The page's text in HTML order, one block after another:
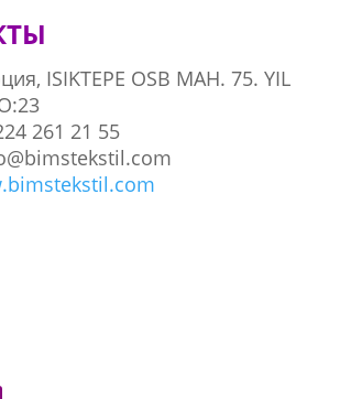
ISIKTEPE OSB MAH. 75. YIL
261 21 55
bimstekstil.com